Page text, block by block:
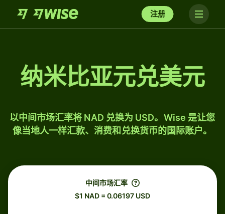
注册
纳米比亚元兑美元
以中间市场汇率将 NAD 兑换为 USD。Wise 是让您
像当地人一样汇款、消费和兑换货币的国际账户。
中间市场汇率
$1 NAD = 0.06197 USD